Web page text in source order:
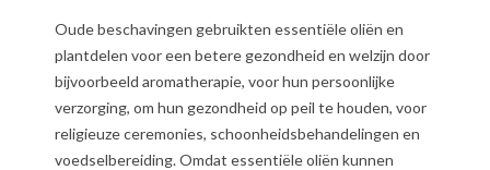
Oude beschavingen gebruikten essentiële oliën en
plantdelen voor een betere gezondheid en welzijn door
bijvoorbeeld aromatherapie, voor hun persoonlijke
verzorging, om hun gezondheid op peil te houden, voor
religieuze ceremonies, schoonheidsbehandelingen en
voedselbereiding. Omdat essentiële oliën kunnen